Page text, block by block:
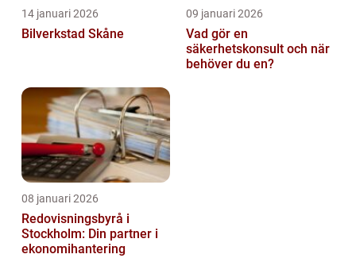
14 januari 2026
Bilverkstad Skåne
09 januari 2026
Vad gör en
säkerhetskonsult och när
behöver du en?
08 januari 2026
Redovisningsbyrå i
Stockholm: Din partner i
ekonomihantering